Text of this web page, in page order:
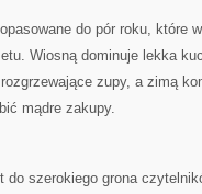
do pór roku, które
Wiosną dominuje lekka
zupy, a zimą
mądre zakupy.
do szerokiego grona